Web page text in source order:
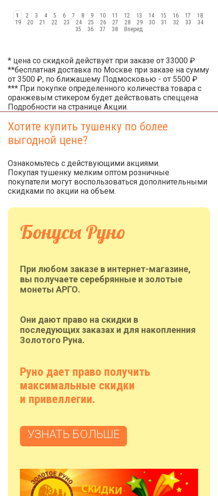
1 2 3 4 5 6 7 8 9 10 11 12 13 14 15 16 17
18
19
20 21 22 23 24 25 26 27 28 29 30 31 32 33
34
35
36 37 38 Вперед
* цена со скидкой действует при заказе от 33000 ₽
**бесплатная доставка по Москве при заказе на сумму
от 3500 ₽, по ближашему Подмосковью - от 5500 ₽
*** При покупке определенного количества товара с
оранжевым стикером будет действовать спеццена
Подробности на странице Акции.
Хотите купить тушенку по более
выгодной цене?
Ознакомьтесь с действующими акциями.
Покупая тушенку мелким оптом розничные
покупатели могут воспользоваться дополнительными
скидками по акции на объем.
Бонусы Руно
При любом заказе в интернет-магазине,
вы получаете серебрянные и золотые
монеты АРГО.
Они дают право на скидки в
последующих заказах и для накопленния
Золотого Руна.
Руно дает право получить
максимальные скидки
и привеллегии.
УЗНАТЬ БОЛЬШЕ